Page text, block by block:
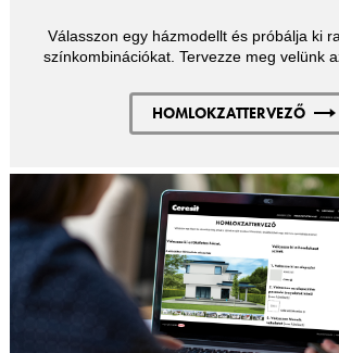
Válasszon egy házmodellt és próbálja ki
színkombinációkat. Tervezze meg velünk
HOMLOKZATTERVEZŐ